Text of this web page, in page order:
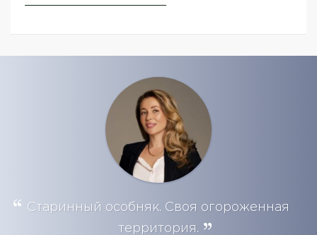
Старинный особняк. Своя огороженная
территория.